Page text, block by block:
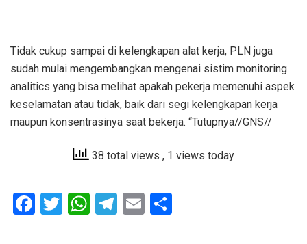
Tidak cukup sampai di kelengkapan alat kerja, PLN juga
sudah mulai mengembangkan mengenai sistim monitoring
analitics yang bisa melihat apakah pekerja memenuhi aspek
keselamatan atau tidak, baik dari segi kelengkapan kerja
maupun konsentrasinya saat bekerja. “Tutupnya//GNS//
38 total views , 1 views today
F
T
W T
E